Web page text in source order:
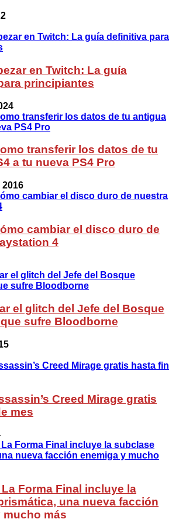
en Twitch: La guía
principiantes
transferir los datos de tu
a tu nueva PS4 Pro
cambiar el disco duro de
4
el glitch del Jefe del Bosque
sufre Bloodborne
Creed Mirage gratis
mes
Forma Final incluye la
una nueva facción
mucho más